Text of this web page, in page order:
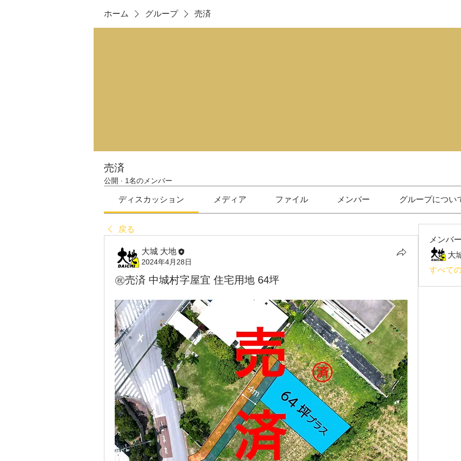
ホーム グループ 売済
売済
公開 · 1名のメンバー
ディスカッション メディア ファイル メンバー グループについ
戻る
大城 大地
2024年4月28日
㊗️売済 中城村字屋宜 住宅用地 64坪
メンバー
大
すべて